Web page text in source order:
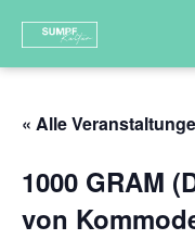
« Alle
1000 GRAM
von